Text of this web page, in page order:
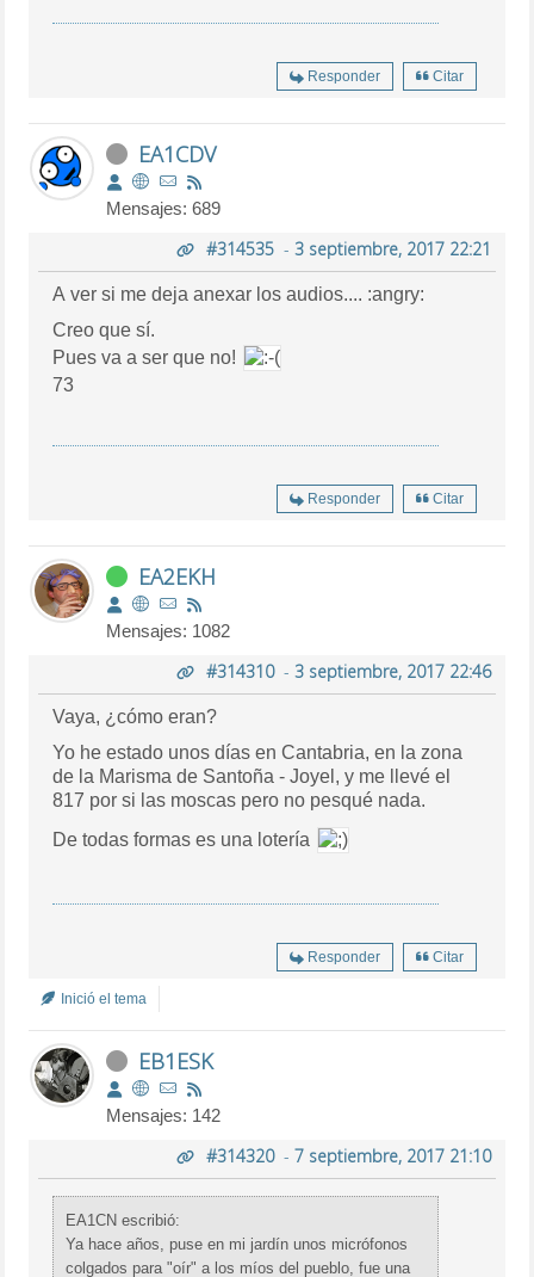
Responder Citar
EA1CDV
Mensajes: 689
#314535- 3 septiembre, 2017 22:21
A ver si me deja anexar los audios.... :angry:
Creo que sí.
Pues va a ser que no!
73
Responder Citar
EA2EKH
Mensajes: 1082
#314310- 3 septiembre, 2017 22:46
Vaya, ¿cómo eran?
Yo he estado unos días en Cantabria, en la zona
de la Marisma de Santoña - Joyel, y me llevé el
817 por si las moscas pero no pesqué nada.
De todas formas es una lotería
Responder Citar
Inició el tema
EB1ESK
Mensajes: 142
#314320- 7 septiembre, 2017 21:10
EA1CN escribió:
Ya hace años, puse en mi jardín unos micrófonos
colgados para "oír" a los míos del pueblo, fue una